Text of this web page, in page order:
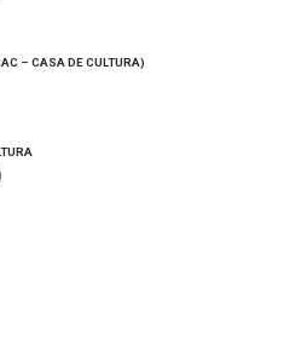
– CASA DE CULTURA)